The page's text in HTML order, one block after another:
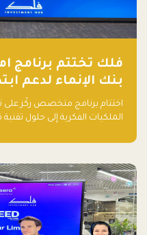
فلك تختتم برنامج
بنك الإنماء لدعم
اختتام برنامج متخصص ركّز على
الملكيات الفكرية إلى حلول